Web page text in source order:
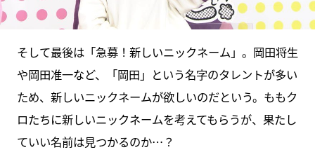
そして最後は「急募！新しいニックネーム」。岡田将生
や岡田准一など、「岡田」という名字のタレントが多い
ため、新しいニックネームが欲しいのだという。ももク
ロたちに新しいニックネームを考えてもらうが、果たし
ていい名前は見つかるのか…？